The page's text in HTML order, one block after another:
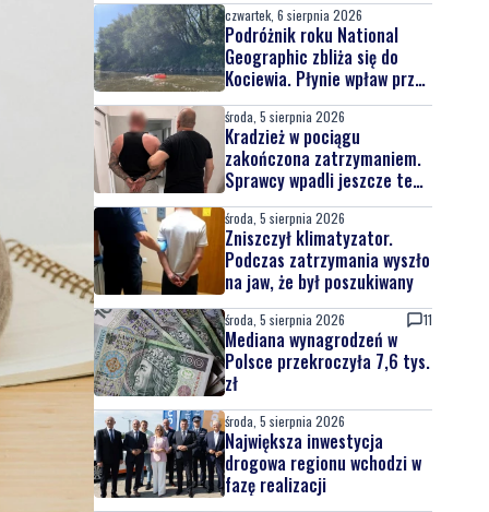
czwartek, 6 sierpnia 2026
Podróżnik roku National
Geographic zbliża się do
Kociewia. Płynie wpław przez
całą Wisłę
środa, 5 sierpnia 2026
Kradzież w pociągu
zakończona zatrzymaniem.
Sprawcy wpadli jeszcze tego
samego dnia
środa, 5 sierpnia 2026
Zniszczył klimatyzator.
Podczas zatrzymania wyszło
na jaw, że był poszukiwany
środa, 5 sierpnia 2026 11
Mediana wynagrodzeń w
Polsce przekroczyła 7,6 tys.
zł
środa, 5 sierpnia 2026
Największa inwestycja
drogowa regionu wchodzi w
fazę realizacji